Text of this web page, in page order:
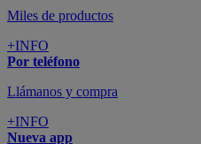
Miles de productos
+INFO
Por teléfono
Llámanos y compra
+INFO
Nueva app